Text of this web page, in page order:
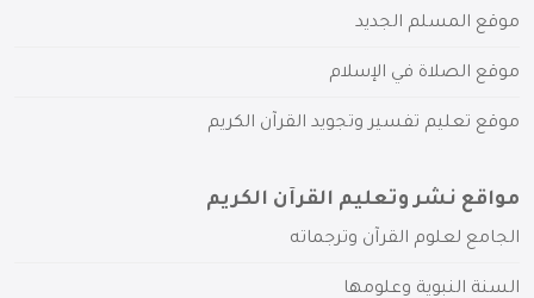
موقع المسلم الجديد
موقع الصلاة في الإسلام
موقع تعليم تفسير وتجويد القرآن الكريم
مواقع نشر وتعليم القرآن الكريم
الجامع لعلوم القرآن وترجماته
السنة النبوية وعلومها